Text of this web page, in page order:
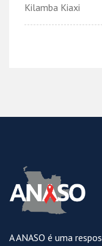
Kilamba Kiaxi
A ANASO é uma